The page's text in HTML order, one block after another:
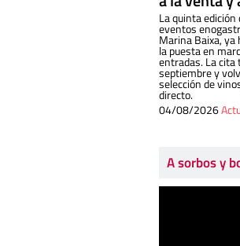
La quinta edición
eventos
Marina Baixa, ya
la puesta en
entradas. La cita
septiembre y
selección de
directo.
04/08/2026
A sorbos y